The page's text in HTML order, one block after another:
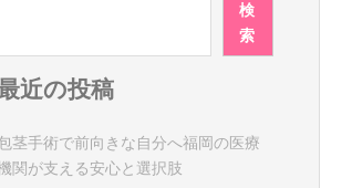
検
索
近の投稿
茎手術で前向きな自分へ福岡の医療
関が支える安心と選択肢